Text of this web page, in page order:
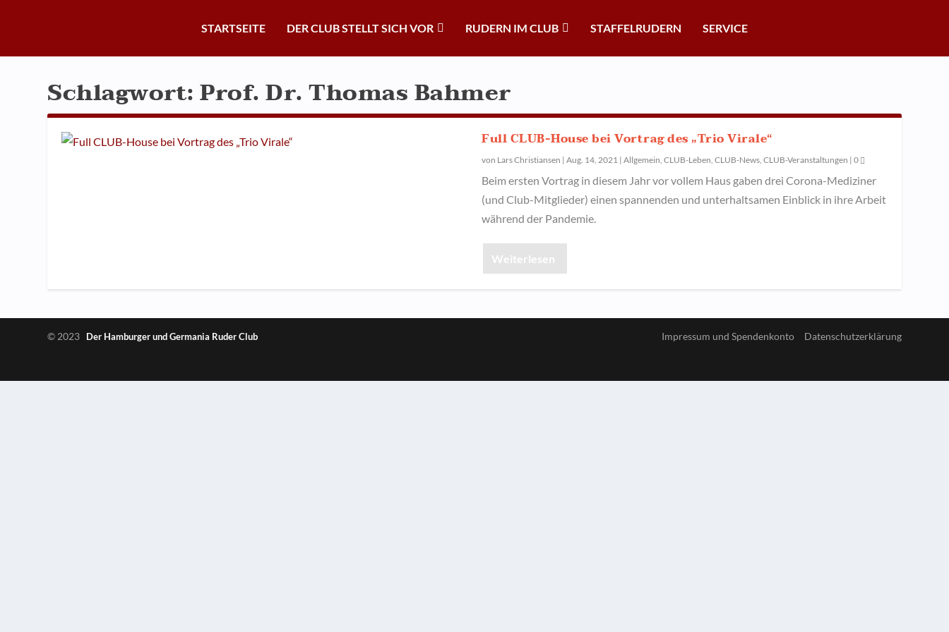
STARTSEITE DER CLUB STELLT SICH VOR RUDERN IM CLUB STAFFELRUDERN SERVICE
Schlagwort:Prof. Dr. Thomas Bahmer
Full CLUB-House bei Vortrag des „Trio Virale“
von Lars Christiansen | Aug. 14, 2021 | Allgemein, CLUB-Leben, CLUB-News, CLUB-Veranstaltungen | 0
Beim ersten Vortrag in diesem Jahr vor vollem Haus gaben drei Corona-Mediziner
(und Club-Mitglieder) einen spannenden und unterhaltsamen Einblick in ihre Arbeit
während der Pandemie.
Weiterlesen
© 2023 Der Hamburger und Germania Ruder Club Impressum und Spendenkonto Datenschutzerklärung